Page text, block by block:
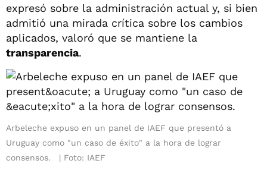
expresó sobre la administración actual y, si bien
admitió una mirada crítica sobre los cambios
aplicados, valoró que se mantiene la
transparencia.
Arbeleche expuso en un panel de IAEF que presentó a
Uruguay como "un caso de éxito" a la hora de lograr
consensos.
Foto: IAEF